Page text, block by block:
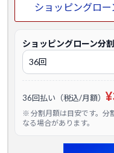
ショッピングロ
ショッピングローン分
36回払い（税込/月額）
※ 分割月額は目安です。分
なる場合があります。